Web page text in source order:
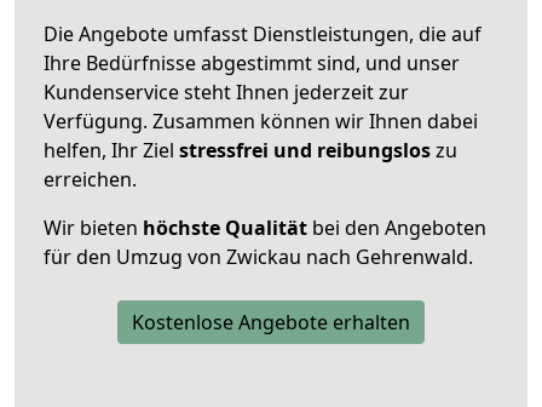
Die Angebote umfasst Dienstleistungen, die auf
Ihre Bedürfnisse abgestimmt sind, und unser
Kundenservice steht Ihnen jederzeit zur
Verfügung. Zusammen können wir Ihnen dabei
helfen, Ihr Ziel stressfrei und reibungsloszu
erreichen.
Wir bieten höchste Qualität bei den Angeboten
für den Umzug von Zwickau nach Gehrenwald.
Kostenlose Angebote erhalten